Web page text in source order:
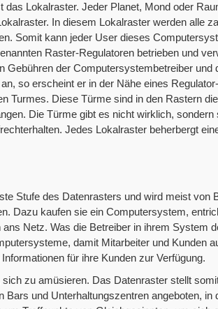
das Lokalraster. Jeder Planet, Mond oder
In diesem Lokalraster werden alle
Somit kann jeder User dieses
Raster-Regulatoren betrieben und
Gebühren der Computersystembetreiber und
so erscheint er in der Nähe eines
Turmes. Diese Türme sind in den Rastern
Die Türme gibt es nicht wirklich,
Jedes Lokalraster beherbergt
Stufe des Datenrasters und wird meist von
Dazu kaufen sie ein Computersystem,
Netz. Was die Betreiber in ihrem System
damit Mitarbeiter und Kunden
für ihre Kunden zur Verfügung.
zu amüsieren. Das Datenraster stellt
Bars und Unterhaltungszentren angeboten,